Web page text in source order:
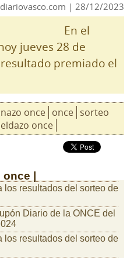
diariovasco.com | 28/12/2023
En el
jueves 28 de
premiado el
once once sorteo
once
|
los resultados del sorteo de
Diario de la ONCE del
los resultados del sorteo de